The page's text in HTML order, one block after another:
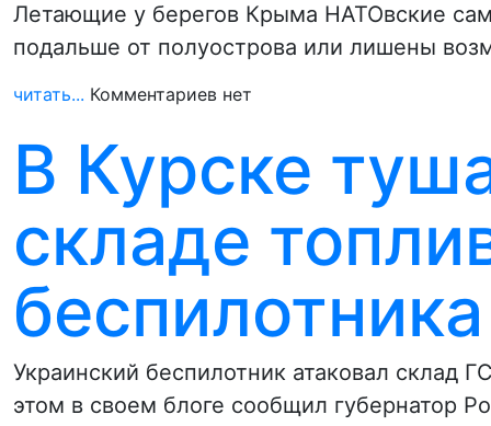
Летающие у берегов Крыма НАТОвские
подальше от полуострова или лишены
читать... Комментариев нет
В Курске
складе
Украинский беспилотник атаковал склад
этом в своем блоге сообщил губернатор